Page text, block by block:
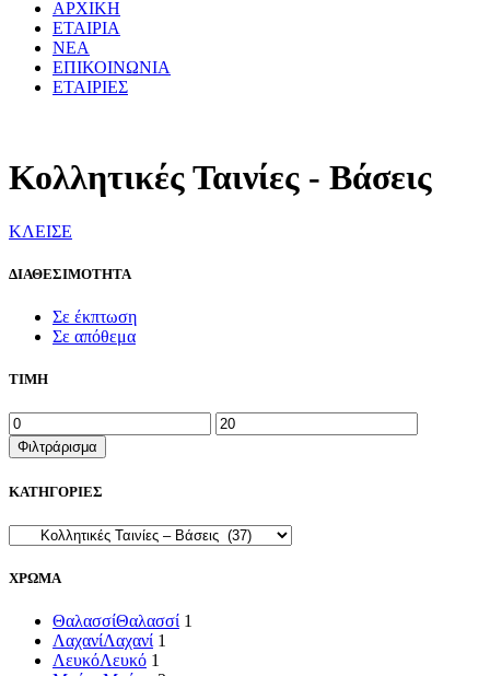
ΑΡΧΙΚΗ
ΕΤΑΙΡΙΑ
ΝΕΑ
ΕΠΙΚΟΙΝΩΝΙΑ
ΕΤΑΙΡΙΕΣ
Κολλητικές Ταινίες - Βάσεις
ΚΛΕΙΣΕ
ΔΙΑΘΕΣΙΜΟΤΗΤΑ
Σε έκπτωση
Σε απόθεμα
ΤΙΜΗ
Ελάχιστη
τιμή
Μέγιστη
τιμή
Φιλτράρισμα
ΚΑΤΗΓΟΡΙΕΣ
ΧΡΩΜΑ
ΘαλασσίΘαλασσί 1
ΛαχανίΛαχανί 1
ΛευκόΛευκό 1